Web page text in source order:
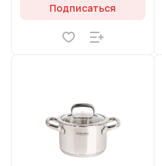
Подписаться